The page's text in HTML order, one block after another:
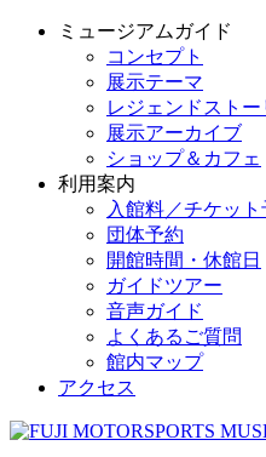
ミュージアムガイド
コンセプト
展示テーマ
レジェンドスト
展示アーカイブ
ショップ＆カフェ
利用案内
入館料／チケット
団体予約
開館時間・休館日
ガイドツアー
音声ガイド
よくあるご質問
館内マップ
アクセス